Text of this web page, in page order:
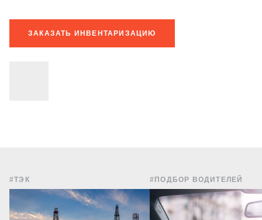
ЗАКАЗАТЬ ИНВЕНТАРИЗАЦИЮ
#ТЭК #ПОДБОР ВОДИТЕЛЕЙ